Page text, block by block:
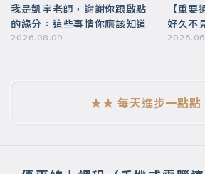
我是凱宇老師，謝謝你跟啟點
的緣分。這些事情你應該知道
2026.08.09
【重
好久不
要帶給
★★ 每天進步一點